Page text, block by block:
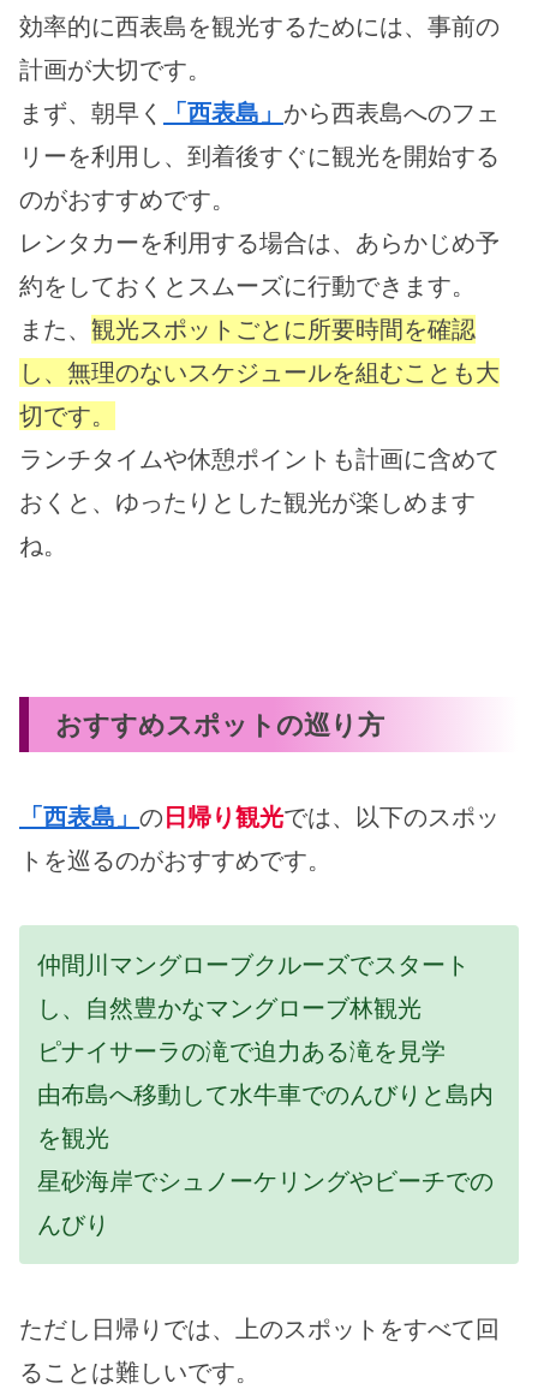
効率的に西表島を観光するためには、事前の
計画が大切です。
まず、朝早く
「西表島」 から西表島へのフェ
リーを利用し、到着後すぐに観光を開始する
のがおすすめです。
レンタカーを利用する場合は、あらかじめ予
約をしておくとスムーズに行動できます。
また、 観光スポットごとに所要時間を確認
し、無理のないスケジュールを組むことも大
切です。
ランチタイムや休憩ポイントも計画に含めて
おくと、ゆったりとした観光が楽しめます
ね。
おすすめスポットの巡り方
「西表島」 の 日帰り観光では、以下のスポッ
トを巡るのがおすすめです。
仲間川マングローブクルーズでスタート
し、自然豊かなマングローブ林観光
ピナイサーラの滝で迫力ある滝を見学
由布島へ移動して水牛車でのんびりと島内
を観光
星砂海岸でシュノーケリングやビーチでの
んびり
ただし日帰りでは、上のスポットをすべて回
ることは難しいです。